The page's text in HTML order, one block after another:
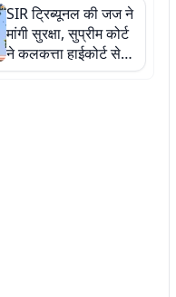
संरक्षक
SIR ट्रिब्यूनल की जज ने
मांगी सुरक्षा, सुप्रीम कोर्ट
ने कलकत्ता हाईकोर्ट से
कही ये बात